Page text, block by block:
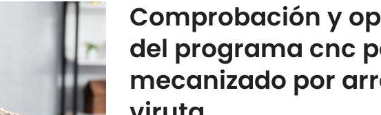
Comprobación y
del programa cnc
mecanizado por